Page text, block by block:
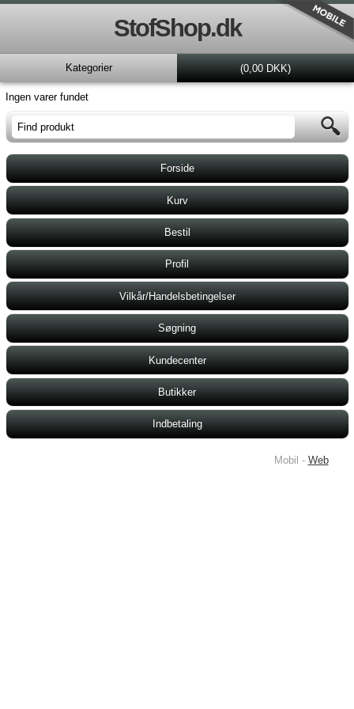
StofShop.dk
Kategorier (0,00 DKK)
Ingen varer fundet
Forside
Kurv
Bestil
Profil
Vilkår/Handelsbetingelser
Søgning
Kundecenter
Butikker
Indbetaling
Mobil - Web